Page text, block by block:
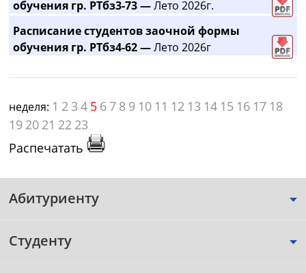
обучения гр. РТбз3-73 —Лето 2026г.
Расписание студентов заочной формы
обучения гр. РТбз4-62 —Лето 2026г
неделя: 1 2 3 4 5 6 7 8 9 10 11 12 13 14 15 16 17 18
19 20 21 22 23
Распечатать
Абитуриенту
Студенту